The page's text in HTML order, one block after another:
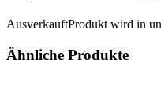
AusverkauftProdukt wird in
Ähnliche Produkte